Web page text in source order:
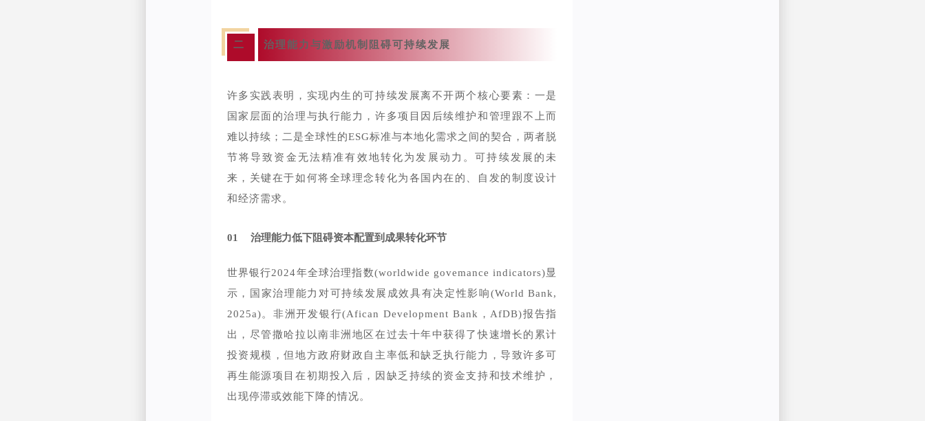
二 治理能力与激励机制阻碍可持续发展
许多实践表明，实现内生的可持续发展离不开两个核心要素：一是
国家层面的治理与执行能力，许多项目因后续维护和管理跟不上而
难以持续；二是全球性的ESG标准与本地化需求之间的契合，两者脱
节将导致资金无法精准有效地转化为发展动力。可持续发展的未
来，关键在于如何将全球理念转化为各国内在的、自发的制度设计
和经济需求。
01 治理能力低下阻碍资本配置到成果转化环节
世界银行2024年全球治理指数(worldwide govemance indicators)显
示，国家治理能力对可持续发展成效具有决定性影响(World Bank,
2025a)。非洲开发银行(Afican Development Bank，AfDB)报告指
出，尽管撒哈拉以南非洲地区在过去十年中获得了快速增长的累计
投资规模，但地方政府财政自主率低和缺乏执行能力，导致许多可
再生能源项目在初期投入后，因缺乏持续的资金支持和技术维护，
出现停滞或效能下降的情况。